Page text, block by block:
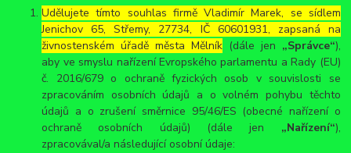
Udělujete tímto souhlas firmě Vladimír Marek, se sídlem
Jenichov 65, Střemy, 27734, IČ 60601931, zapsaná na
živnostenském úřadě města Mělník(dále jen „Správce“),
aby ve smyslu nařízení Evropského parlamentu a Rady (EU)
č. 2016/679 o ochraně fyzických osob v souvislosti se
zpracováním osobních údajů a o volném pohybu těchto
údajů a o zrušení směrnice 95/46/ES (obecné nařízení o
ochraně osobních údajů) (dále jen „Nařízení“),
zpracovával/a následující osobní údaje: